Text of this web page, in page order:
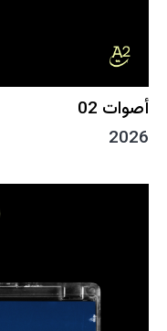
أصوات 02
2026